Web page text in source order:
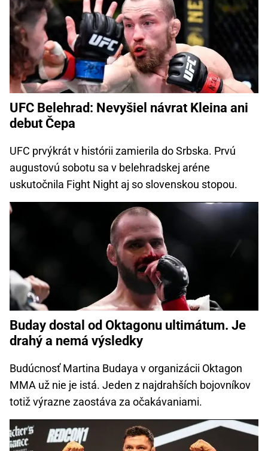
UFC Belehrad: Nevyšiel návrat Kleina ani
debut Čepa
UFC prvýkrát v histórii zamierila do Srbska. Prvú
augustovú sobotu sa v belehradskej aréne
uskutočnila Fight Night aj so slovenskou stopou.
Buday dostal od Oktagonu ultimátum. Je
drahý a nemá výsledky
Budúcnosť Martina Budaya v organizácii Oktagon
MMA už nie je istá. Jeden z najdrahších bojovníkov
totiž výrazne zaostáva za očakávaniami.